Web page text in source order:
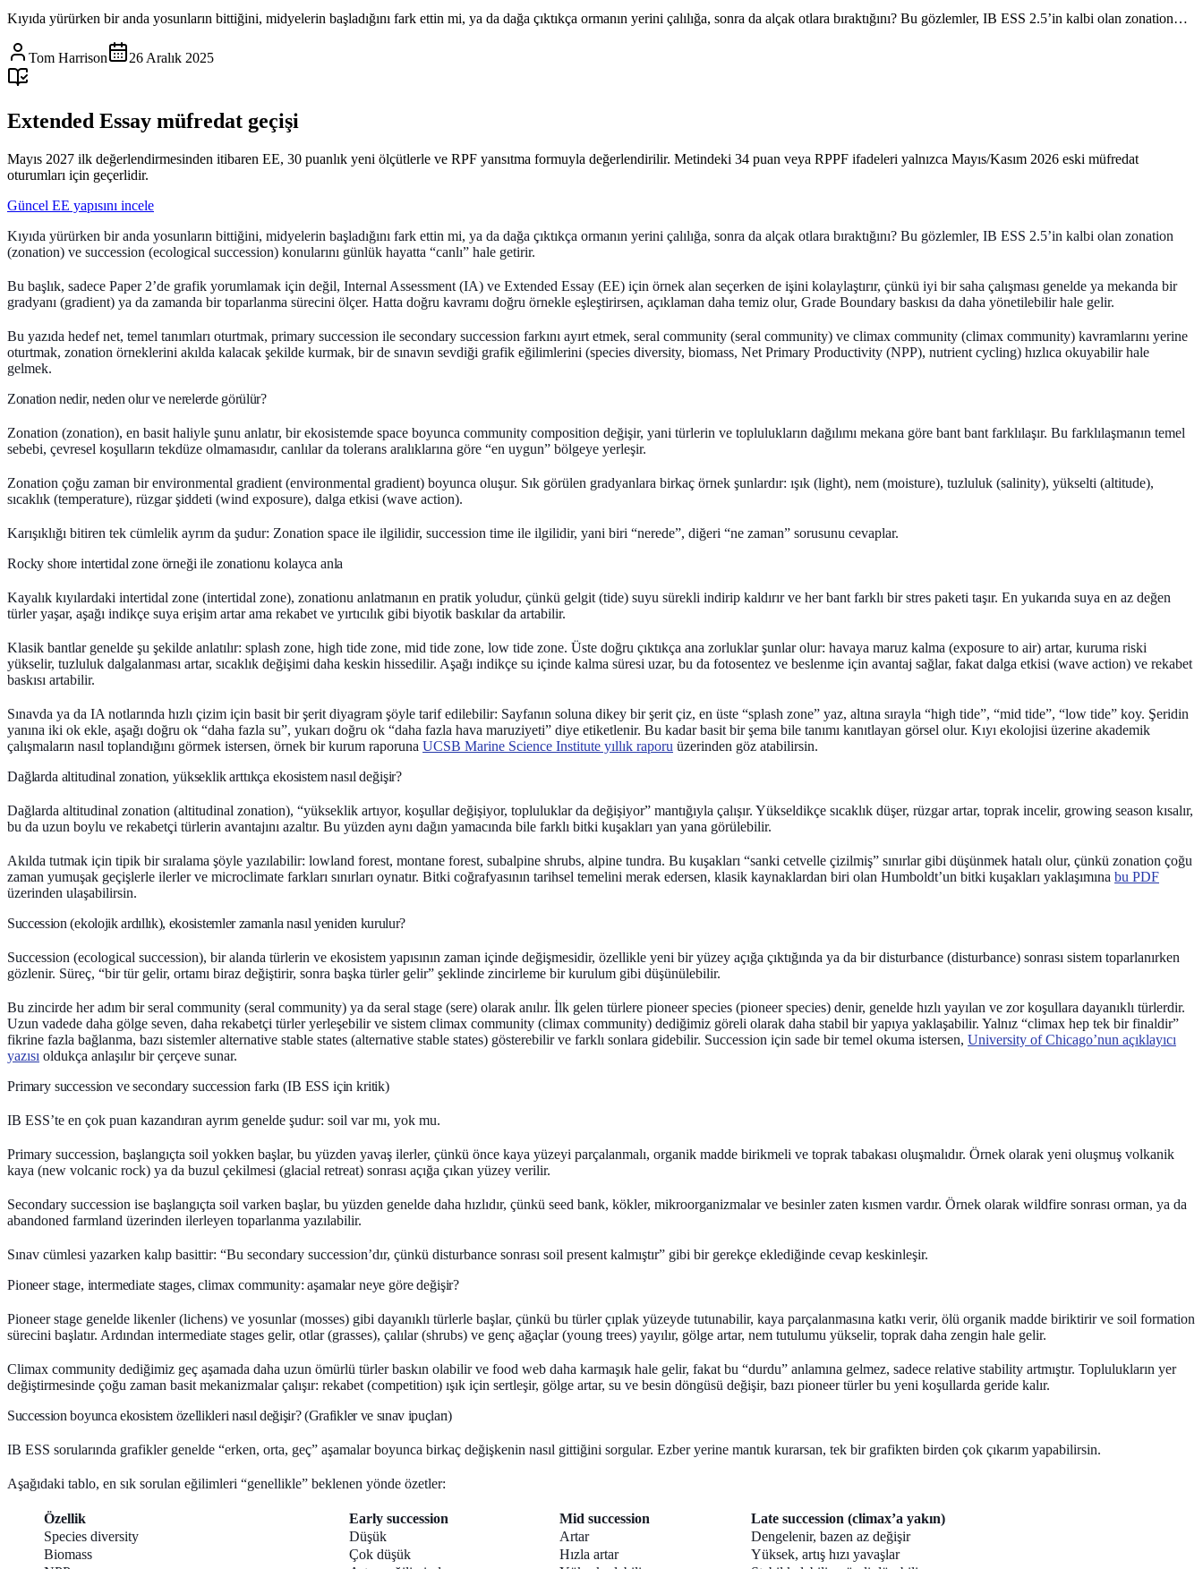
Kıyıda yürürken bir anda yosunların bittiğini, midyelerin başladığını fark ettin mi, ya da dağa çıktıkça ormanın yerini çalılığa, sonra da alçak otlara bıraktığını? Bu gözlemler, IB ESS 2.5’in kalbi olan zonation…
Tom Harrison 26 Aralık 2025
Extended Essay müfredat geçişi
Mayıs 2027 ilk değerlendirmesinden itibaren EE, 30 puanlık yeni ölçütlerle ve RPF yansıtma formuyla değerlendirilir. Metindeki 34 puan veya RPPF ifadeleri yalnızca Mayıs/Kasım 2026 eski müfredat
oturumları için geçerlidir.
Güncel EE yapısını incele
Kıyıda yürürken bir anda yosunların bittiğini, midyelerin başladığını fark ettin mi, ya da dağa çıktıkça ormanın yerini çalılığa, sonra da alçak otlara bıraktığını? Bu gözlemler, IB ESS 2.5’in kalbi olan zonation
(zonation) ve succession (ecological succession) konularını günlük hayatta “canlı” hale getirir.
Bu başlık, sadece Paper 2’de grafik yorumlamak için değil, Internal Assessment (IA) ve Extended Essay (EE) için örnek alan seçerken de işini kolaylaştırır, çünkü iyi bir saha çalışması genelde ya mekanda bir
gradyanı (gradient) ya da zamanda bir toparlanma sürecini ölçer. Hatta doğru kavramı doğru örnekle eşleştirirsen, açıklaman daha temiz olur, Grade Boundary baskısı da daha yönetilebilir hale gelir.
Bu yazıda hedef net, temel tanımları oturtmak, primary succession ile secondary succession farkını ayırt etmek, seral community (seral community) ve climax community (climax community) kavramlarını yerine
oturtmak, zonation örneklerini akılda kalacak şekilde kurmak, bir de sınavın sevdiği grafik eğilimlerini (species diversity, biomass, Net Primary Productivity (NPP), nutrient cycling) hızlıca okuyabilir hale
gelmek.
Zonation nedir, neden olur ve nerelerde görülür?
Zonation (zonation), en basit haliyle şunu anlatır, bir ekosistemde space boyunca community composition değişir, yani türlerin ve toplulukların dağılımı mekana göre bant bant farklılaşır. Bu farklılaşmanın temel
sebebi, çevresel koşulların tekdüze olmamasıdır, canlılar da tolerans aralıklarına göre “en uygun” bölgeye yerleşir.
Zonation çoğu zaman birenvironmental gradient (environmental gradient) boyunca oluşur. Sık görülen gradyanlara birkaç örnek şunlardır: ışık (light), nem (moisture), tuzluluk (salinity), yükselti (altitude),
sıcaklık (temperature), rüzgar şiddeti (wind exposure), dalga etkisi (wave action).
Karışıklığı bitiren tek cümlelik ayrım da şudur: Zonation space ile ilgilidir, succession time ile ilgilidir, yani biri “nerede”, diğeri “ne zaman” sorusunu cevaplar.
Rocky shore intertidal zone örneği ile zonationu kolayca anla
Kayalık kıyılardaki intertidal zone (intertidal zone), zonationu anlatmanın en pratik yoludur, çünkü gelgit (tide) suyu sürekli indirip kaldırır ve her bant farklı bir stres paketi taşır. En yukarıda suya en az değen
türler yaşar, aşağı indikçe suya erişim artar ama rekabet ve yırtıcılık gibi biyotik baskılar da artabilir.
Klasik bantlar genelde şu şekilde anlatılır: splash zone, high tide zone, mid tide zone, low tide zone. Üste doğru çıktıkça ana zorluklar şunlar olur: havaya maruz kalma (exposure to air) artar, kuruma riski
yükselir, tuzluluk dalgalanması artar, sıcaklık değişimi daha keskin hissedilir. Aşağı indikçe su içinde kalma süresi uzar, bu da fotosentez ve beslenme için avantaj sağlar, fakat dalga etkisi (wave action) ve rekabet
baskısı artabilir.
Sınavda ya da IA notlarında hızlı çizim için basit bir şerit diyagram şöyle tarif edilebilir: Sayfanın soluna dikey bir şerit çiz, en üste “splash zone” yaz, altına sırayla “high tide”, “mid tide”, “low tide” koy. Şeridin
yanına iki ok ekle, aşağı doğru ok “daha fazla su”, yukarı doğru ok “daha fazla hava maruziyeti” diye etiketlenir. Bu kadar basit bir şema bile tanımı kanıtlayan görsel olur. Kıyı ekolojisi üzerine akademik
çalışmaların nasıl toplandığını görmek istersen, örnek bir kurum raporuna UCSB Marine Science Institute yıllık raporu üzerinden göz atabilirsin.
Dağlarda altitudinal zonation, yükseklik arttıkça ekosistem nasıl değişir?
Dağlarda altitudinal zonation (altitudinal zonation), “yükseklik artıyor, koşullar değişiyor, topluluklar da değişiyor” mantığıyla çalışır. Yükseldikçe sıcaklık düşer, rüzgar artar, toprak incelir, growing season kısalır,
bu da uzun boylu ve rekabetçi türlerin avantajını azaltır. Bu yüzden aynı dağın yamacında bile farklı bitki kuşakları yan yana görülebilir.
Akılda tutmak için tipik bir sıralama şöyle yazılabilir: lowland forest, montane forest, subalpine shrubs, alpine tundra. Bu kuşakları “sanki cetvelle çizilmiş” sınırlar gibi düşünmek hatalı olur, çünkü zonation çoğu
zaman yumuşak geçişlerle ilerler ve microclimate farkları sınırları oynatır. Bitki coğrafyasının tarihsel temelini merak edersen, klasik kaynaklardan biri olan Humboldt’un bitki kuşakları yaklaşımına bu PDF
üzerinden ulaşabilirsin.
Succession (ekolojik ardıllık), ekosistemler zamanla nasıl yeniden kurulur?
Succession (ecological succession), bir alanda türlerin ve ekosistem yapısının zaman içinde değişmesidir, özellikle yeni bir yüzey açığa çıktığında ya da birdisturbance (disturbance) sonrası sistem toparlanırken
gözlenir. Süreç, “bir tür gelir, ortamı biraz değiştirir, sonra başka türler gelir” şeklinde zincirleme bir kurulum gibi düşünülebilir.
Bu zincirde her adım birseral community (seral community) ya da seral stage (sere) olarak anılır. İlk gelen türlere pioneer species (pioneer species) denir, genelde hızlı yayılan ve zor koşullara dayanıklı türlerdir.
Uzun vadede daha gölge seven, daha rekabetçi türler yerleşebilir ve sistem climax community (climax community) dediğimiz göreli olarak daha stabil bir yapıya yaklaşabilir. Yalnız “climax hep tek bir finaldir”
fikrine fazla bağlanma, bazı sistemleralternative stable states (alternative stable states) gösterebilir ve farklı sonlara gidebilir. Succession için sade bir temel okuma istersen, University of Chicago’nun açıklayıcı
yazısı oldukça anlaşılır bir çerçeve sunar.
Primary succession ve secondary succession farkı (IB ESS için kritik)
IB ESS’te en çok puan kazandıran ayrım genelde şudur: soil var mı, yok mu.
Primary succession, başlangıçta soil yokken başlar, bu yüzden yavaş ilerler, çünkü önce kaya yüzeyi parçalanmalı, organik madde birikmeli ve toprak tabakası oluşmalıdır. Örnek olarak yeni oluşmuş volkanik
kaya (new volcanic rock) ya da buzul çekilmesi (glacial retreat) sonrası açığa çıkan yüzey verilir.
Secondary succession ise başlangıçta soil varken başlar, bu yüzden genelde daha hızlıdır, çünkü seed bank, kökler, mikroorganizmalar ve besinler zaten kısmen vardır. Örnek olarak wildfire sonrası orman, ya da
abandoned farmland üzerinden ilerleyen toparlanma yazılabilir.
Sınav cümlesi yazarken kalıp basittir: “Bu secondary succession’dır, çünkü disturbance sonrası soil present kalmıştır” gibi bir gerekçe eklediğinde cevap keskinleşir.
Pioneer stage, intermediate stages, climax community: aşamalar neye göre değişir?
Pioneer stage genelde likenler (lichens) ve yosunlar (mosses) gibi dayanıklı türlerle başlar, çünkü bu türler çıplak yüzeyde tutunabilir, kaya parçalanmasına katkı verir, ölü organik madde biriktirir ve soil formation
sürecini başlatır. Ardından intermediate stages gelir, otlar (grasses), çalılar (shrubs) ve genç ağaçlar (young trees) yayılır, gölge artar, nem tutulumu yükselir, toprak daha zengin hale gelir.
Climax community dediğimiz geç aşamada daha uzun ömürlü türler baskın olabilir ve food web daha karmaşık hale gelir, fakat bu “durdu” anlamına gelmez, sadece relative stability artmıştır. Toplulukların yer
değiştirmesinde çoğu zaman basit mekanizmalar çalışır: rekabet (competition) ışık için sertleşir, gölge artar, su ve besin döngüsü değişir, bazı pioneer türler bu yeni koşullarda geride kalır.
Succession boyunca ekosistem özellikleri nasıl değişir? (Grafikler ve sınav ipuçları)
IB ESS sorularında grafikler genelde “erken, orta, geç” aşamalar boyunca birkaç değişkenin nasıl gittiğini sorgular. Ezber yerine mantık kurarsan, tek bir grafikten birden çok çıkarım yapabilirsin.
Aşağıdaki tablo, en sık sorulan eğilimleri “genellikle” beklenen yönde özetler:
Özellik Early succession Mid succession
Late succession (climax’a yakın)
Species diversity
Düşük Artar
Dengelenir, bazen az değişir
Biomass
Çok düşük Hızla artar
Yüksek, artış hızı yavaşlar